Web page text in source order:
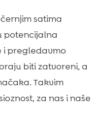
satima
potencijalna
i pregledavmo
biti zatvoreni, a
Takvim
za nas i naše